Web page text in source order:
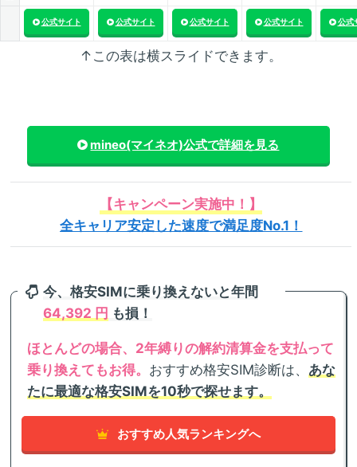
公式サイト 公式サイト 公式サイト 公式サイト 公式
↑この表は横スライドできます。
mineo(マイネオ)公式で詳細を見る
【キャンペーン実施中！】
全キャリア安定した速度で満足度No.1！
今、格安SIMに乗り換えないと年間
64,392 円 も損！
ほとんどの場合、2年縛りの解約清算金を支払って
乗り換えてもお得。 おすすめ格安SIM診断は、 あな
たに最適な格安SIMを10秒で探せます。
おすすめ人気ランキングへ